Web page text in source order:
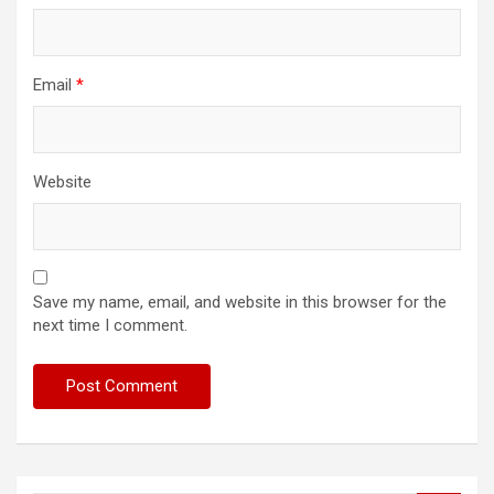
Email *
Website
Save my name, email, and website in this browser for the
next time I comment.